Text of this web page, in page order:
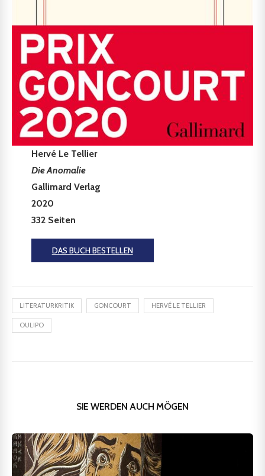
Hervé Le Tellier
Die Anomalie
Gallimard Verlag
2020
332 Seiten
DAS BUCH BESTELLEN
LITERATURKRITIK GONCOURT HERVÉ LE TELLIER
OULIPO
SIE WERDEN AUCH MÖGEN